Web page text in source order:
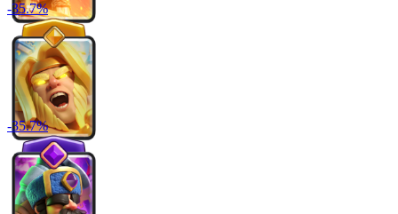
-35.7%
-35.7%